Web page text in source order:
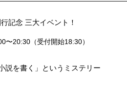
記念 三大イベント！
〜20:30（受付開始18:30）
説を書く」というミステリー